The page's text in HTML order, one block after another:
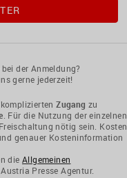
der Anmeldung?
gerne jederzeit!
Zugang zu
. Für die Nutzung der einzelnen
nötig sein. Kosten
genauer Kosteninformation
dieAllgemeinen
Presse Agentur.